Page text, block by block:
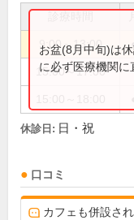
9:00～13:00
15:00～17:00
お盆(8月中旬)は
に必ず医療機関に
休診日: 日・祝
口コミ
カフェも併設さ